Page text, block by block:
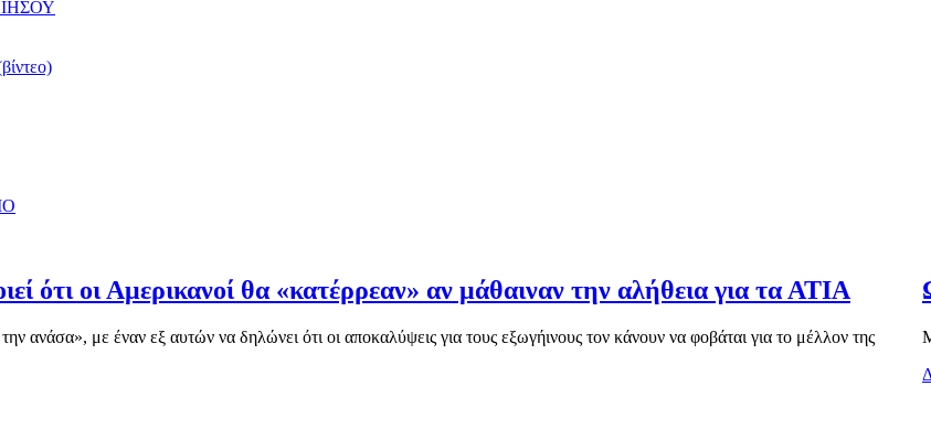
ότι οι Αμερικανοί θα «κατέρρεαν» αν μάθαιναν την αλήθεια για τα ΑΤΙΑ
με έναν εξ αυτών να δηλώνει ότι οι αποκαλύψεις για τους εξωγήινους τον κάνουν να φοβάται για το μέλλον της